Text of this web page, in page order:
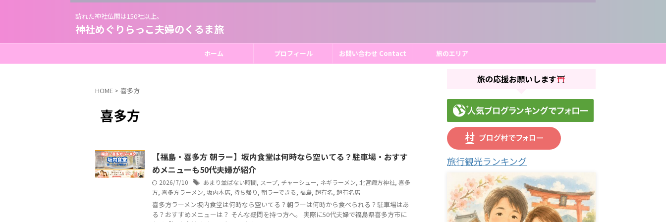
訪れた神社仏閣は150社以上。
神社めぐりらっこ夫婦のくるま旅
ホーム プロフィール お問い合わせ Contact 旅のエリア
HOME > 喜多方
喜多方
【福島・喜多方 朝ラー】坂内食堂は何時なら空いてる？駐車場・おすす
めメニューも50代夫婦が紹介
2026/7/10 あまり並ばない時間, スープ, チャーシュー, ネギラーメン, 北宮諏方神社, 喜多
方, 喜多方ラーメン, 坂内本店, 持ち帰り, 朝ラーできる, 福島, 超有名, 超有名店
喜多方ラーメン坂内食堂は何時なら空いてる？朝ラーは何時から食べられる？駐車場はあ
る？おすすめメニューは？ そんな疑問を持つ方へ。 実際に50代夫婦で福島県喜多方市に
旅の応援お願いします
旅行観光ランキング